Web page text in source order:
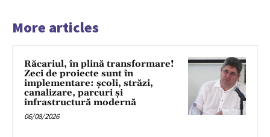
More articles
Răcariul, în plină transformare!
Zeci de proiecte sunt în
implementare: școli, străzi,
canalizare, parcuri și
infrastructură modernă
06/08/2026